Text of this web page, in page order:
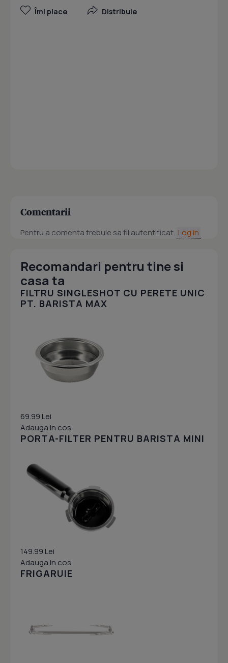
Îmi place Distribuie
Comentarii
Pentru a comenta trebuie sa fii autentificat. Log in
Recomandari pentru tine si
casa ta
FILTRU SINGLESHOT CU PERETE UNIC
PT. BARISTA MAX
69.99 Lei
Adauga in cos
PORTA-FILTER PENTRU BARISTA MINI
149.99 Lei
Adauga in cos
FRIGARUIE